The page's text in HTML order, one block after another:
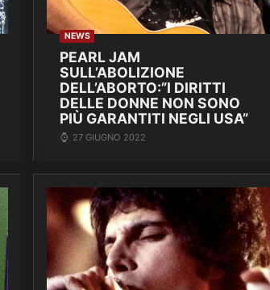
NEWS
PEARL JAM
SULL’ABOLIZIONE
DELL’ABORTO:”I DIRITTI
DELLE DONNE NON SONO
PIÙ GARANTITI NEGLI USA”
27 GIUGNO 2022